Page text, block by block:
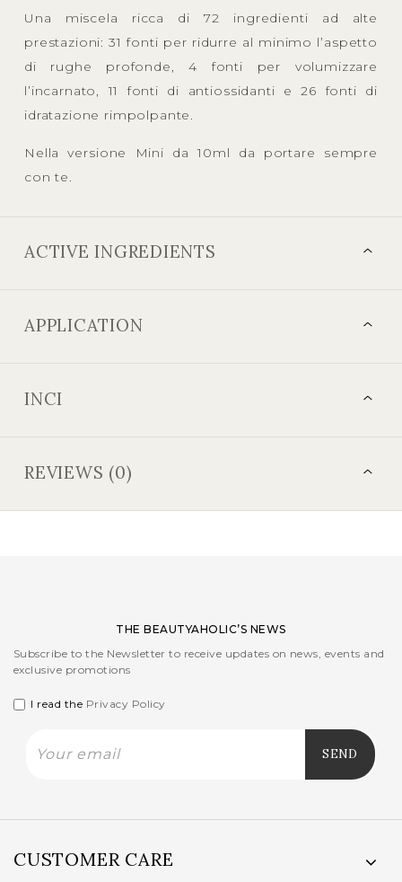
Una miscela ricca di 72 ingredienti ad alte
prestazioni: 31 fonti per ridurre al minimo l’aspetto
di rughe profonde, 4 fonti per volumizzare
l’incarnato, 11 fonti di antiossidanti e 26 fonti di
idratazione rimpolpante.
Nella versione Mini da 10ml da portare sempre
con te.
ACTIVE INGREDIENTS
APPLICATION
INCI
REVIEWS (0)
THE BEAUTYAHOLIC’S NEWS
Subscribe to the Newsletter to receive updates on news, events and
exclusive promotions
I read the Privacy Policy
CUSTOMER CARE